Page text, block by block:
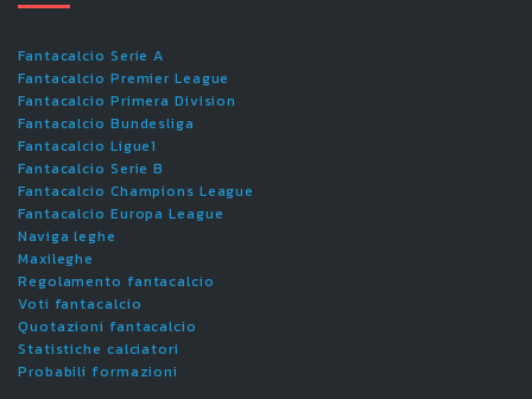
Fantacalcio Serie A
Fantacalcio Premier League
Fantacalcio Primera Division
Fantacalcio Bundesliga
Fantacalcio Ligue1
Fantacalcio Serie B
Fantacalcio Champions League
Fantacalcio Europa League
Naviga leghe
Maxileghe
Regolamento fantacalcio
Voti fantacalcio
Quotazioni fantacalcio
Statistiche calciatori
Probabili formazioni